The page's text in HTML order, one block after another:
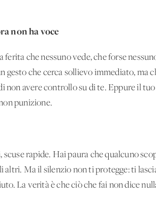
non ha voce
che nessuno vede, che forse
gesto che cerca sollievo immediato, ma
non avere controllo su di te. Eppure il
punizione.
rapide. Hai paura che qualcuno
Ma il silenzio non ti protegge: ti
La verità è che ciò che fai non dice